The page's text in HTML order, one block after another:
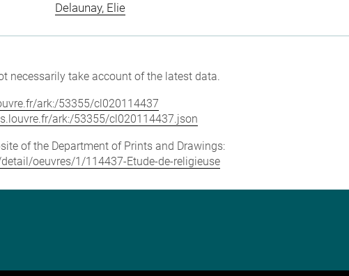
Delaunay, Elie
necessarily take account of the latest data.
ark:/53355/cl020114437
ark:/53355/cl020114437.json
of the Department of Prints and Drawings:
oeuvres/1/114437-Etude-de-religieuse